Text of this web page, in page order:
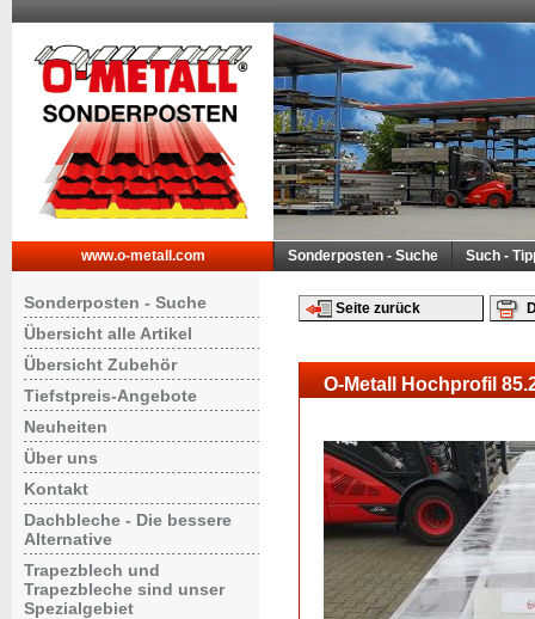
www.o-metall.com Sonderposten - Suche Such -
Sonderposten - Suche
Übersicht alle Artikel
Übersicht Zubehör
Tiefstpreis-Angebote
Neuheiten
Über uns
Kontakt
Dachbleche - Die bessere
Alternative
Trapezblech und
Trapezbleche sind unser
Spezialgebiet
Seite zurück
O-Metall Hochprofil